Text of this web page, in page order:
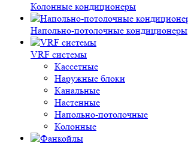
Колонные кондиционеры
Напольно-потолочные кондиционеры
VRF системы
Кассетные
Наружные блоки
Канальные
Настенные
Напольно-потолочные
Колонные